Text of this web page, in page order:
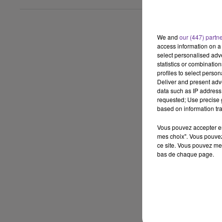
We and our (447)
access information on
select personalised
statistics or
profiles to select
Deliver and present
data such as IP
requested; Use precise
based on information
Vous pouvez accepter
mes choix". Vous
ce site. Vous pouvez
bas de chaque page.